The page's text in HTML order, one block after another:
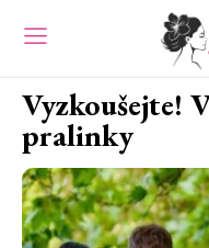
Vyzkoušejte!
pralinky